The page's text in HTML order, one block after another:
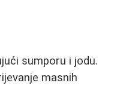
sumporu i jodu.
masnih